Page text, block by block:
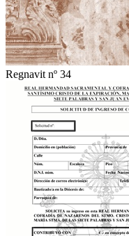
Regnavit nº 34